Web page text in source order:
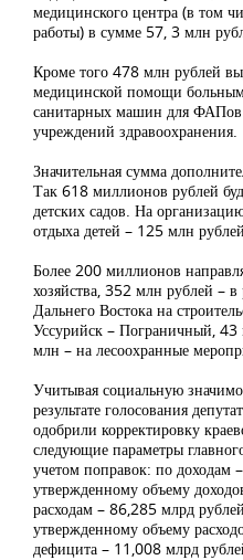
медицинского центра (в том
работы) в сумме 57, 3 млн
Кроме того 478 млн рублей
медицинской помощи
санитарных машин для
учреждений здравоохранения.
Значительная сумма
Так 618 миллионов рублей
детских садов. На
отдыха детей – 125 млн
Более 200 миллионов
хозяйства, 352 млн рублей –
Дальнего Востока на
Уссурийск – Пограничный,
млн – на лесоохранные
Учитывая социальную
результате голосования
одобрили корректировку
следующие параметры
учетом поправок: по доходам
утвержденному объему
расходам – 86,285 млрд
утвержденному объему
дефицита – 11,008 млрд